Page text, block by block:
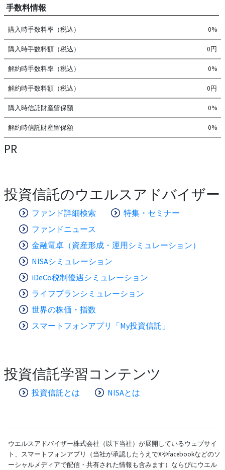
手数料情報
購入時手数料率（税込） 0%
購入時手数料額（税込） 0円
解約時手数料率（税込） 0%
解約時手数料額（税込） 0円
購入時信託財産留保額 0%
解約時信託財産留保額 0%
PR
投資信託のウエルスアドバイザー
ファンド詳細検索
特集・セミナー
ファンドニュース
金融電卓（資産形成・運用シミュレーション）
NISAシミュレーション
iDeCo税制優遇シミュレーション
ライフプランシミュレーション
世界の株価・指数
スマートフォンアプリ「My投資信託」
投資信託学習コンテンツ
投資信託とは NISAとは
ウエルスアドバイザー株式会社（以下当社）が展開しているウェブサイ
ト、スマートフォンアプリ（当社が承認したうえでXやfacebookなどのソ
ーシャルメディアで配信・共有された情報も含みます）ならびにウエル